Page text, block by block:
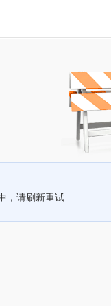
，请刷新重试